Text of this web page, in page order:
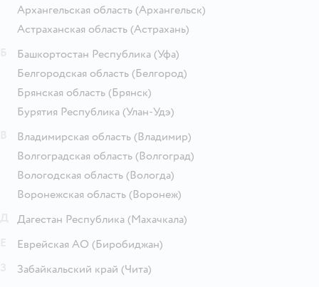
Архангельская область (Архангельск)
Астраханская область (Астрахань)
Башкортостан Республика (Уфа)
Белгородская область (Белгород)
Брянская область (Брянск)
Бурятия Республика (Улан-Удэ)
Владимирская область (Владимир)
Волгоградская область (Волгоград)
Вологодская область (Вологда)
Воронежская область (Воронеж)
Дагестан Республика (Махачкала)
Еврейская АО (Биробиджан)
Забайкальский край (Чита)